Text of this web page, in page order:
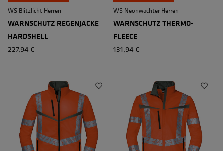
WS Blitzlicht Herren
WARNSCHUTZ REGENJACKE
HARDSHELL
227,94 €
WS Neonwächter Herren
WARNSCHUTZ THERMO-
FLEECE
131,94 €